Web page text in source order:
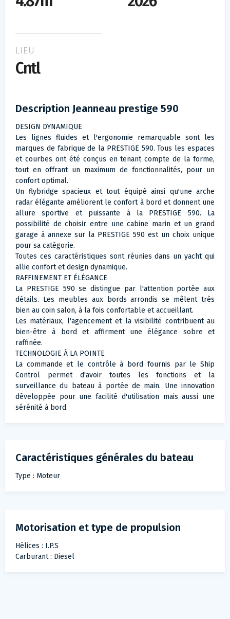
LIEU
Cntl
Description Jeanneau prestige 590
DESIGN DYNAMIQUE
Les lignes fluides et l'ergonomie remarquable sont les
marques de fabrique de la PRESTIGE 590. Tous les espaces
et courbes ont été conçus en tenant compte de la forme,
tout en offrant un maximum de fonctionnalités, pour un
confort optimal.
Un flybridge spacieux et tout équipé ainsi qu'une arche
radar élégante améliorent le confort à bord et donnent une
allure sportive et puissante à la PRESTIGE 590. La
possibilité de choisir entre une cabine marin et un grand
garage à annexe sur la PRESTIGE 590 est un choix unique
pour sa catégorie.
Toutes ces caractéristiques sont réunies dans un yacht qui
allie confort et design dynamique.
RAFFINEMENT ET ÉLÉGANCE
La PRESTIGE 590 se distingue par l'attention portée aux
détails. Les meubles aux bords arrondis se mêlent très
bien au coin salon, à la fois confortable et accueillant.
Les matériaux, l'agencement et la visibilité contribuent au
bien-être à bord et affirment une élégance sobre et
raffinée.
TECHNOLOGIE À LA POINTE
La commande et le contrôle à bord fournis par le Ship
Control permet d'avoir toutes les fonctions et la
surveillance du bateau à portée de main. Une innovation
développée pour une facilité d'utilisation mais aussi une
sérénité à bord.
Caractéristiques générales du bateau
Type : Moteur
Motorisation et type de propulsion
Hélices : I.P.S
Carburant : Diesel